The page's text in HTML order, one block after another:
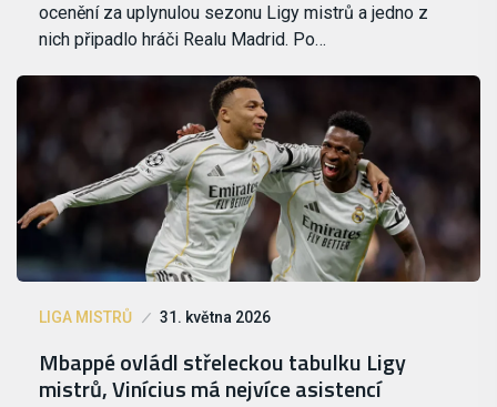
ocenění za uplynulou sezonu Ligy mistrů a jedno z
nich připadlo hráči Realu Madrid. Po…
LIGA MISTRŮ 31. května 2026
Mbappé ovládl střeleckou tabulku Ligy
mistrů, Vinícius má nejvíce asistencí